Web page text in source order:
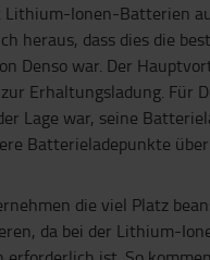
Ionen-Batterien
heraus, dass dies die
Denso war. Der
Erhaltungsladung. Für
Lage war, seine
Batterieladepunkte über
die viel Platz
da bei der Lithium-